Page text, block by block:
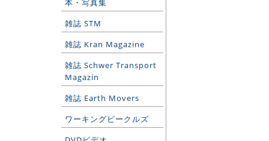
本・写真集
雑誌 STM
雑誌 Kran Magazine
雑誌 Schwer Transport
Magazin
雑誌 Earth Movers
ワーキングビークルズ